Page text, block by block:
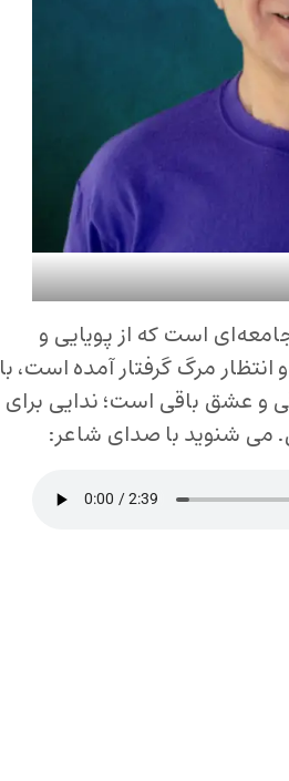
است که از پویایی و
مرگ گرفتار آمده است، با
و عشق باقی است؛ ندایی برای
می شنوید با صدای شاعر: